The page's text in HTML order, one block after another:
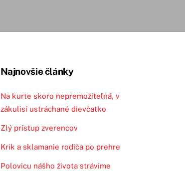
Najnovšie články
Na kurte skoro nepremožiteľná, v
zákulisí ustráchané dievčatko
Zlý prístup zverencov
Krik a sklamanie rodiča po prehre
Polovicu nášho života strávime